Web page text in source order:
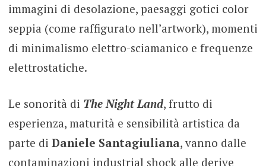
immagini di desolazione, paesaggi gotici color
seppia (come raffigurato nell’artwork), momenti
di minimalismo elettro-sciamanico e frequenze
elettrostatiche.
Le sonorità di The Night Land, frutto di
esperienza, maturità e sensibilità artistica da
parte di Daniele Santagiuliana, vanno dalle
contaminazioni industrial shock alle derive